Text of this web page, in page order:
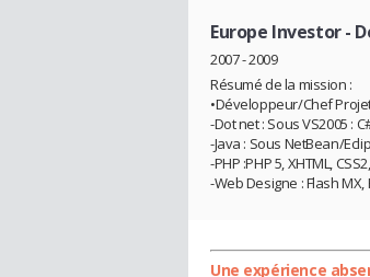
Europe Investor-
2007 - 2009
Résumé de la mission :
•Développeur/Chef
-Dot net : Sous VS2005 :
-Java : Sous NetBean/
-PHP :PHP 5, XHTML,
-Web Designe : Flash
Une expérience